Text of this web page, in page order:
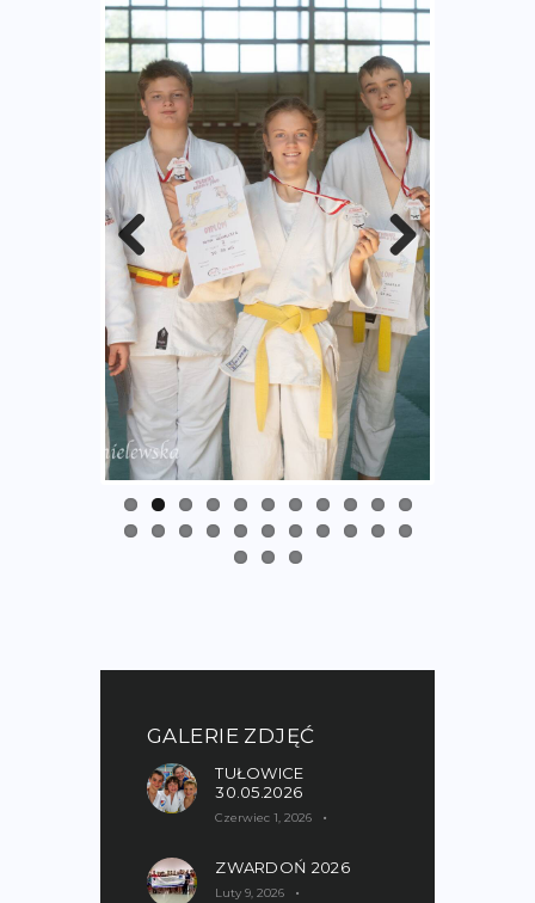
Previ
ous
Next
GALERIE ZDJĘĆ
TUŁOWICE
30.05.2026
Czerwiec 1, 2026
ZWARDOŃ 2026
Luty 9, 2026